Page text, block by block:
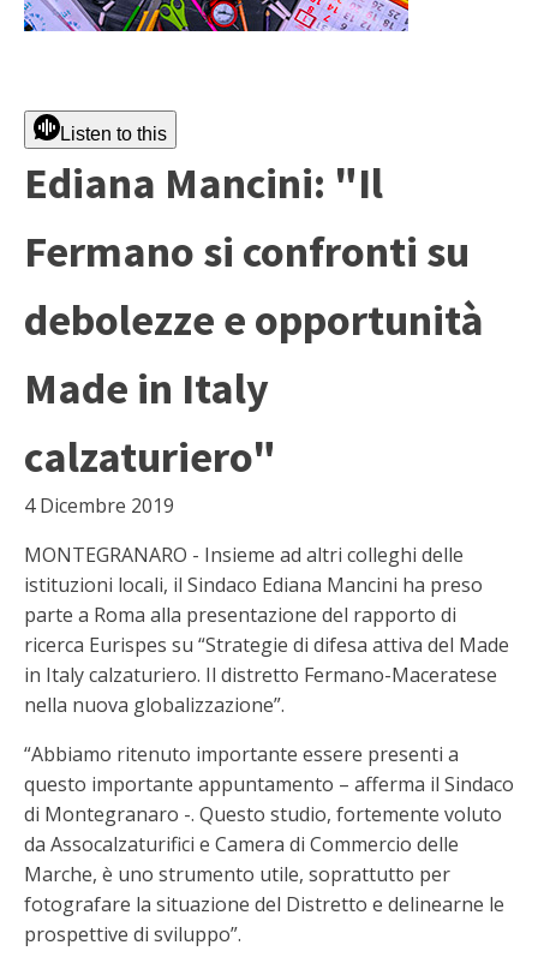
Listen to this
Ediana Mancini: "Il
Fermano si confronti su
debolezze e opportunità
Made in Italy
calzaturiero"
4 Dicembre 2019
MONTEGRANARO - Insieme ad altri colleghi delle
istituzioni locali, il Sindaco Ediana Mancini ha preso
parte a Roma alla presentazione del rapporto di
ricerca Eurispes su “Strategie di difesa attiva del Made
in Italy calzaturiero. Il distretto Fermano-Maceratese
nella nuova globalizzazione”.
“Abbiamo ritenuto importante essere presenti a
questo importante appuntamento – afferma il Sindaco
di Montegranaro -. Questo studio, fortemente voluto
da Assocalzaturifici e Camera di Commercio delle
Marche, è uno strumento utile, soprattutto per
fotografare la situazione del Distretto e delinearne le
prospettive di sviluppo”.